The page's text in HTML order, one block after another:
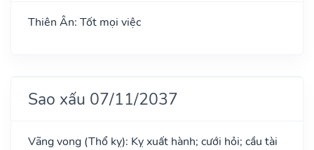
Thiên Ân: Tốt mọi việc
Sao xấu 07/11/2037
Vãng vong (Thổ kỵ): Kỵ xuất hành; cưới hỏi; cầu tài